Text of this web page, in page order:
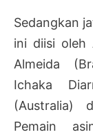
Sedangkan
ini diisi oleh
Almeida
Ichaka
(Australia)
Pemain